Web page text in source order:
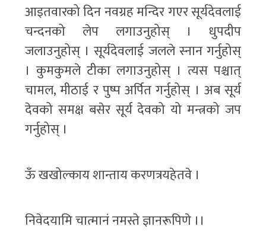
आइतवारको दिन नवग्रह मन्दिर गएर सूर्यदेवलाई
चन्दनको लेप लगाउनुहोस् । धुपदीप
जलाउनुहोस् । सूर्यदेवलाई जलले स्नान गर्नुहोस्
। कुमकुमले टीका लगाउनुहोस् । त्यस पश्चात्
चामल, मीठाई र पुष्प अर्पित गर्नुहोस् । अब सूर्य
देवको समक्ष बसेर सूर्य देवको यो मन्त्रको जप
गर्नुहोस् ।
ऊँ खखोल्काय शान्ताय करणत्रयहेतवे ।
निवेदयामि चात्मानं नमस्ते ज्ञानरूपिणे ।।